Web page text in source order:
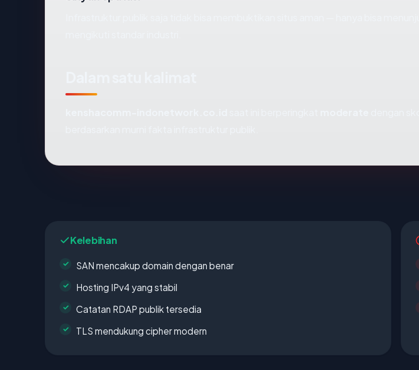
Kelebihan
SAN mencakup domain dengan benar
Hosting IPv4 yang stabil
Catatan RDAP publik tersedia
TLS mendukung cipher modern